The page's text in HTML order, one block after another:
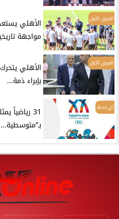
الفريق الأول
الأهلي
مواجهة
الفريق الأول
الأهلي
بإبراء ذمة...
أي خدمة
31
بـ”متوسطية...